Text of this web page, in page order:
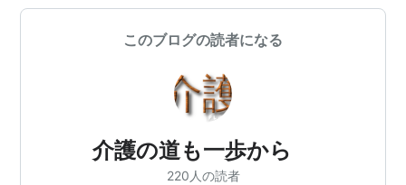
このブログの読者になる
介護の道も一歩から
220人の読者